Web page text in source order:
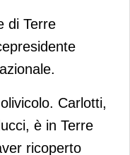
di Terre
Carlotti,
è in Terre
ricoperto